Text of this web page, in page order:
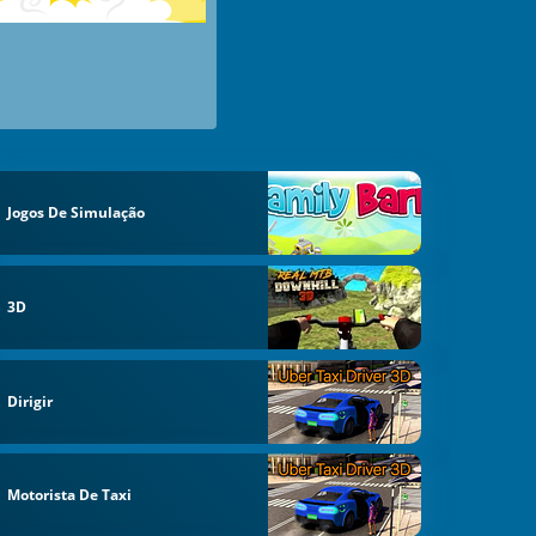
Jogos De Simulação
3D
Dirigir
Motorista De Taxi